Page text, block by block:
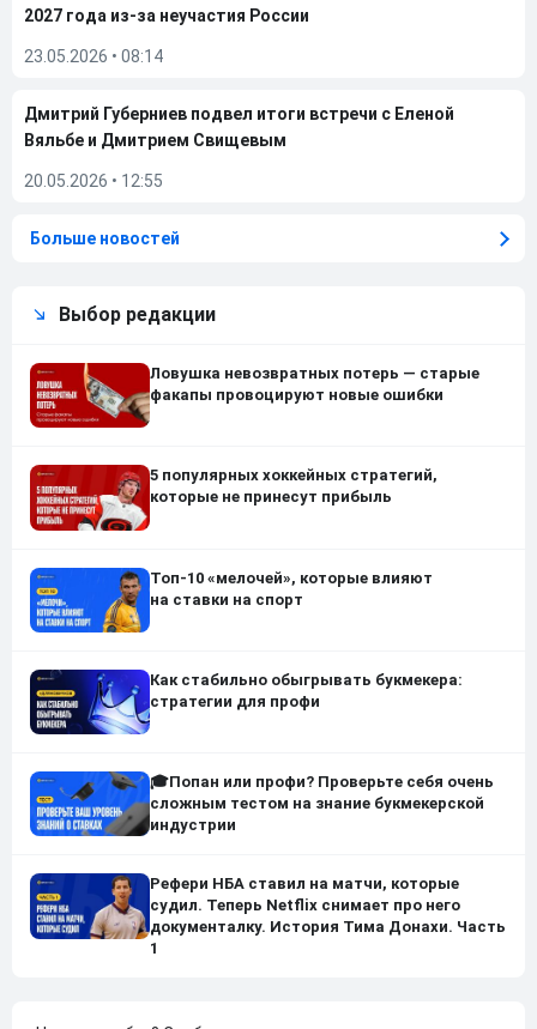
2027 года из-за неучастия России
23.05.2026 • 08:14
Дмитрий Губерниев подвел итоги встречи с Еленой
Вяльбе и Дмитрием Свищевым
20.05.2026 • 12:55
Больше новостей
Выбор редакции
Ловушка невозвратных потерь — старые
факапы провоцируют новые ошибки
5 популярных хоккейных стратегий,
которые не принесут прибыль
Топ-10 «мелочей», которые влияют
на ставки на спорт
Как стабильно обыгрывать букмекера:
стратегии для профи
🎓Попан или профи? Проверьте себя очень
сложным тестом на знание букмекерской
индустрии
Рефери НБА ставил на матчи, которые
судил. Теперь Netflix снимает про него
документалку. История Тима Донахи. Часть
1